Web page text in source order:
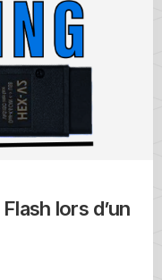
lors d’un